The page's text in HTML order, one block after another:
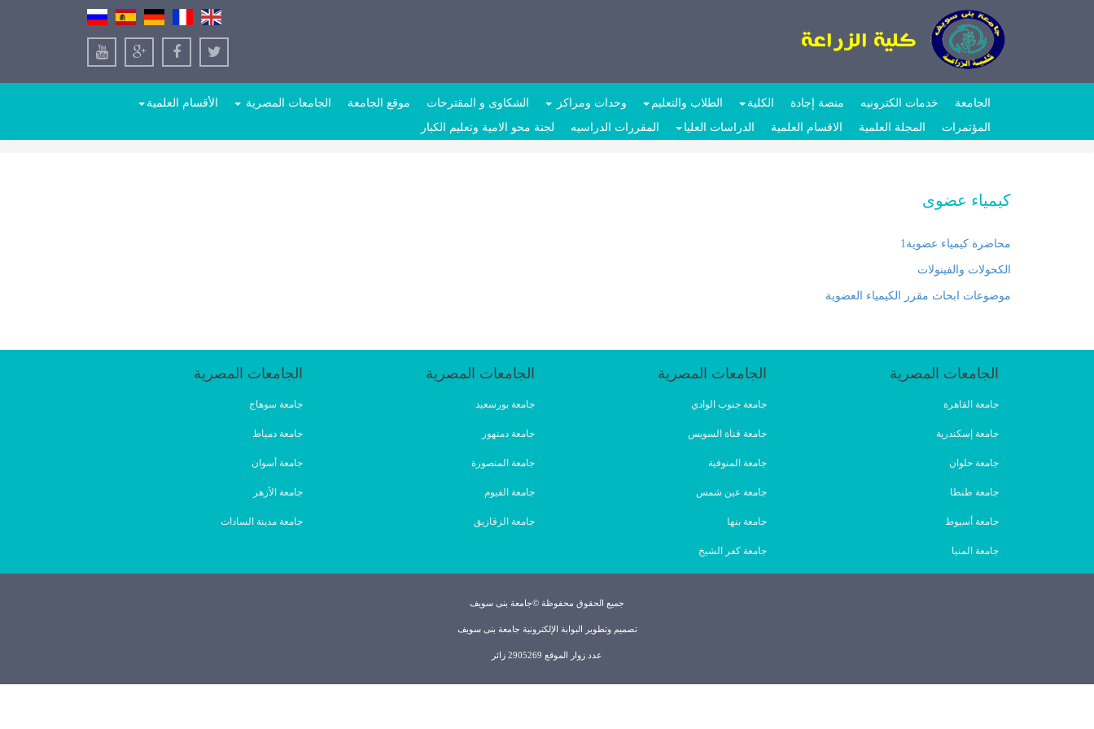
الجامعة خدمات الكترونيه منصة إجادة الكلية الطلاب والتعليم وحدات ومراكز الشكاوى و المقترحات موقع الجامعة الجامعات المصرية
الأقسام العلمية
المؤتمرات
المجلة العلمية الاقسام العلمية الدراسات العليا المقررات الدراسيه لجنة محو الامية وتعليم الكبار
كيمياء عضوى
محاضرة كيمياء عضوية1
الكحولات والفينولات
موضوعات ابحاث مقرر الكيمياء العضوية
الجامعات المصرية
جامعة القاهرة
جامعة إسكندرية
جامعة حلوان
جامعة طنطا
جامعة أسيوط
جامعة المنيا
الجامعات المصرية
جامعة جنوب الوادي
جامعة قناة السويس
جامعة المنوفية
جامعة عين شمس
جامعة بنها
جامعة كفر الشيخ
الجامعات المصرية
جامعة بورسعيد
جامعة دمنهور
جامعة المنصورة
جامعة الفيوم
جامعة الزقازيق
الجامعات المصرية
جامعة سوهاج
جامعة دمياط
جامعة أسوان
جامعة الأزهر
جامعة مدينة السادات
جميع الحقوق محفوظة ©جامعة بنى سويف
تصميم وتطوير البوابة الإلكترونية جامعة بنى سويف
عدد زوار الموقع 2905269 زائر